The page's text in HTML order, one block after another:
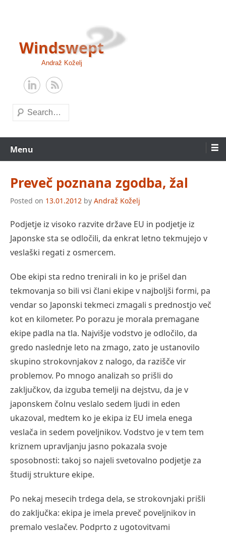
Windswept
Andraž Koželj
Search
Menu
Preveč poznana zgodba, žal
Posted on 13.01.2012 by Andraž Koželj
Podjetje iz visoko razvite države EU in podjetje iz
Japonske sta se odločili, da enkrat letno tekmujejo v
veslaški regati z osmercem.
Obe ekipi sta redno trenirali in ko je prišel dan
tekmovanja so bili vsi člani ekipe v najboljši formi, pa
vendar so Japonski tekmeci zmagali s prednostjo več
kot en kilometer. Po porazu je morala premagane
ekipe padla na tla. Najvišje vodstvo je odločilo, da
gredo naslednje leto na zmago, zato je ustanovilo
skupino strokovnjakov z nalogo, da razišče vir
problemov. Po mnogo analizah so prišli do
zaključkov, da izguba temelji na dejstvu, da je v
japonskem čolnu veslalo sedem ljudi in eden
ukazoval, medtem ko je ekipa iz EU imela enega
veslača in sedem poveljnikov. Vodstvo je v tem tem
kriznem upravljanju jasno pokazala svoje
sposobnosti: takoj so najeli svetovalno podjetje za
študij strukture ekipe.
Po nekaj mesecih trdega dela, se strokovnjaki prišli
do zaključka: ekipa je imela preveč poveljnikov in
premalo veslačev. Podprto z ugotovitvami